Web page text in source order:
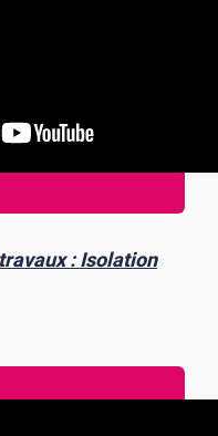
: Isolation